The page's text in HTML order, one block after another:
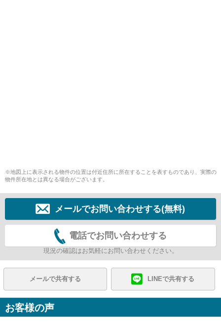
※地図上に表示される物件の位置は付近住所に所在することを表すものであり、実際の
物件所在地とは異なる場合がございます。
メールでお問い合わせする(無料)
電話でお問い合わせする
現況の確認はお気軽にお問い合わせください。
メールで共有する LINEで共有する
お客様の声